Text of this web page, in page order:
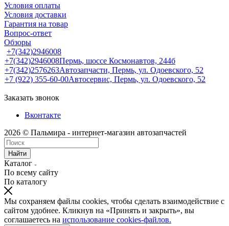
Условия оплаты
Условия доставки
Гарантия на товар
Вопрос-ответ
Обзоры
+7(342)2946008
+7(342)2946008Пермь, шоссе Космонавтов, 244б
+7(342)2576263Автозапчасти, Пермь, ул. Одоевского, 52
+7 (922) 355-60-00Автосервис, Пермь, ул. Одоевского, 52
Заказать звонок
Вконтакте
2026 © Пальмира - интернет-магазин автозапчастей
Найти
Каталог
По всему сайту
По каталогу
Мы сохраняем файлы cookies, чтобы сделать взаимодействие с
сайтом удобнее. Кликнув на «Принять и закрыть», вы
соглашаетесь на использование cookies-файлов.